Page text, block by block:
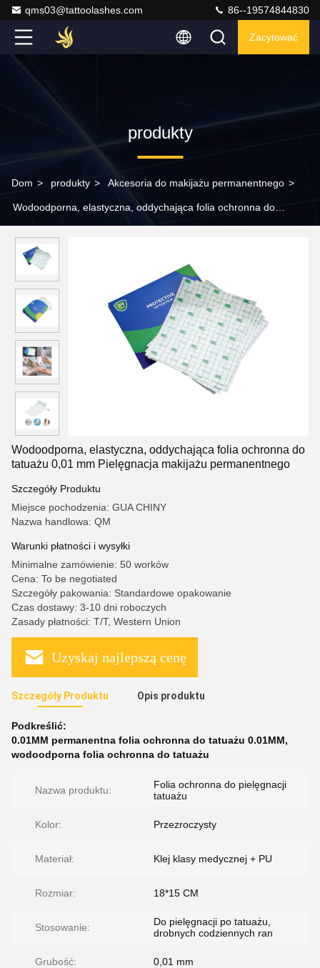
qms03@tattoolashes.com 86--19574844830
Zacytować
produkty
Dom > produkty > Akcesoria do makijażu permanentnego >
Wodoodporna, elastyczna, oddychająca folia ochronna do
Wodoodporna, elastyczna, oddychająca folia ochronna do
tatuażu 0,01 mm Pielęgnacja makijażu permanentnego
Szczegóły Produktu
Miejsce pochodzenia: GUA CHINY
Nazwa handlowa: QM
Warunki płatności i wysyłki
Minimalne zamówienie: 50 worków
Cena: To be negotiated
Szczegóły pakowania: Standardowe opakowanie
Czas dostawy: 3-10 dni roboczych
Zasady płatności: T/T, Western Union
Uzyskaj najlepszą cenę
Szczegóły Produktu Opis produktu
Podkreślić:
0.01MM permanentna folia ochronna do tatuażu 0.01MM,
wodoodporna folia ochronna do tatuażu
Nazwa produktu:
Folia ochronna do pielęgnacji
tatuażu
Kolor: Przezroczysty
Materiał: Klej klasy medycznej + PU
Rozmiar: 18*15 CM
Stosowanie:
Do pielęgnacji po tatuażu,
drobnych codziennych ran
Grubość: 0,01 mm